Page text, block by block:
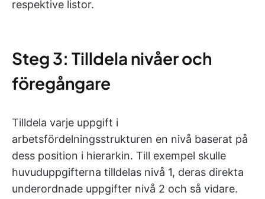
respektive listor.
Steg 3: Tilldela nivåer och
föregångare
Tilldela varje uppgift i
arbetsfördelningsstrukturen en nivå baserat på
dess position i hierarkin. Till exempel skulle
huvuduppgifterna tilldelas nivå 1, deras direkta
underordnade uppgifter nivå 2 och så vidare.